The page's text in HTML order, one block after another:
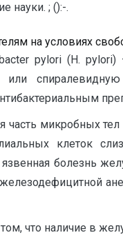
науки. ; ():-.
на условиях
pylori (Н. pylori)
часть микробных
клеток
язвенная болезнь
что наличие в